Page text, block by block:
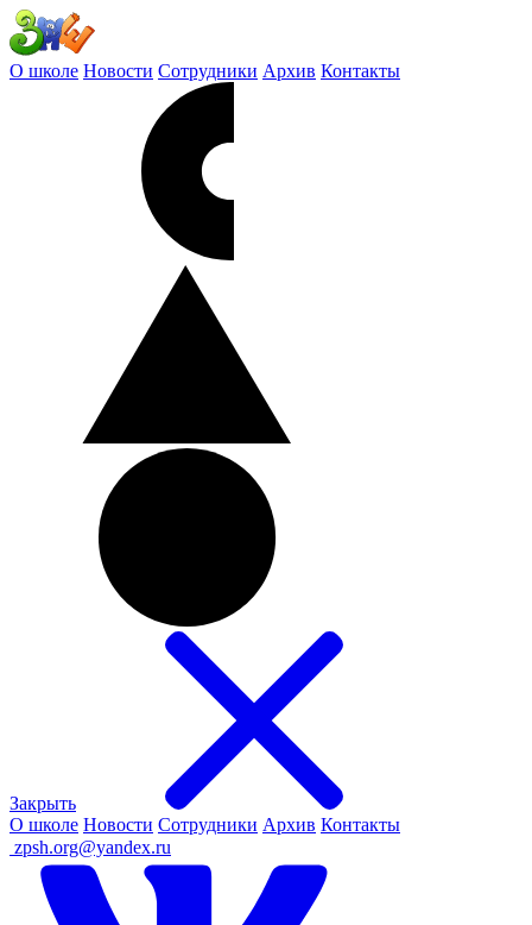
О школе Новости Сотрудники Архив Контакты
Закрыть
О школе Новости Сотрудники Архив Контакты
zpsh.org@yandex.ru